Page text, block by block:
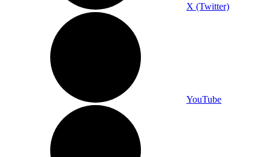
X (Twitter)
YouTube